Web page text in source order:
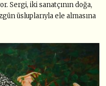
Sergi, iki sanatçının doğa,
üsluplarıyla ele almasına